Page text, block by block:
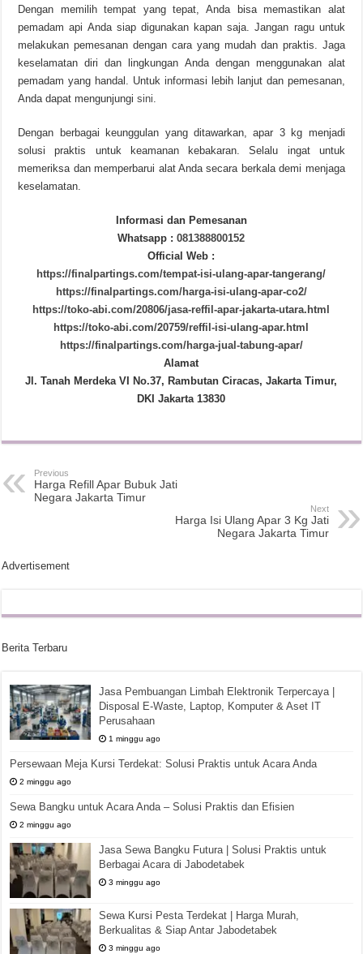
Dengan memilih tempat yang tepat, Anda bisa memastikan alat
pemadam api Anda siap digunakan kapan saja. Jangan ragu untuk
melakukan pemesanan dengan cara yang mudah dan praktis. Jaga
keselamatan diri dan lingkungan Anda dengan menggunakan alat
pemadam yang handal. Untuk informasi lebih lanjut dan pemesanan,
Anda dapat mengunjungisini.
Dengan berbagai keunggulan yang ditawarkan, apar 3 kg menjadi
solusi praktis untuk keamanan kebakaran. Selalu ingat untuk
memeriksa dan memperbarui alat Anda secara berkala demi menjaga
keselamatan.
Informasi dan Pemesanan
Whatsapp :081388800152
Official Web :
https://finalpartings.com/tempat-isi-ulang-apar-tangerang/
https://finalpartings.com/harga-isi-ulang-apar-co2/
https://toko-abi.com/20806/jasa-reffil-apar-jakarta-utara.html
https://toko-abi.com/20759/reffil-isi-ulang-apar.html
https://finalpartings.com/harga-jual-tabung-apar/
Alamat
Jl. Tanah Merdeka VI No.37, Rambutan Ciracas, Jakarta Timur,
DKI Jakarta 13830
Previous
Harga Refill Apar Bubuk Jati
Negara Jakarta Timur
Next
Harga Isi Ulang Apar 3 Kg Jati
Negara Jakarta Timur
Advertisement
Berita Terbaru
Jasa Pembuangan Limbah Elektronik Terpercaya |
Disposal E-Waste, Laptop, Komputer & Aset IT
Perusahaan
1 minggu ago
Persewaan Meja Kursi Terdekat: Solusi Praktis untuk Acara Anda
2 minggu ago
Sewa Bangku untuk Acara Anda – Solusi Praktis dan Efisien
2 minggu ago
Jasa Sewa Bangku Futura | Solusi Praktis untuk
Berbagai Acara di Jabodetabek
3 minggu ago
Sewa Kursi Pesta Terdekat | Harga Murah,
Berkualitas & Siap Antar Jabodetabek
3 minggu ago